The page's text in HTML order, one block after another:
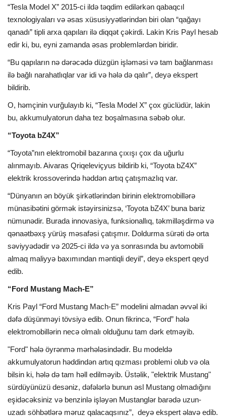
“Tesla Model X” 2015-ci ildə təqdim edilərkən qabaqcıl
texnologiyaları və əsas xüsusiyyətlərindən biri olan “qağayı
qanadı” tipli arxa qapıları ilə diqqət çəkirdi. Lakin Kris Payl hesab
edir ki, bu, eyni zamanda əsas problemlərdən biridir.
“Bu qapıların nə dərəcədə düzgün işləməsi və tam bağlanması
ilə bağlı narahatlıqlar var idi və hələ də qalır”, deyə ekspert
bildirib.
O, həmçinin vurğulayıb ki, “Tesla Model X” çox güclüdür, lakin
bu, akkumulyatorun daha tez boşalmasına səbəb olur.
“Toyota bZ4X”
“Toyota”nın elektromobil bazarına çıxışı çox da uğurlu
alınmayıb. Aivaras Qriqeleviçyus bildirib ki, “Toyota bZ4X”
elektrik krossoverində həddən artıq çatışmazlıq var.
“Dünyanın ən böyük şirkətlərindən birinin elektromobillərə
münasibətini görmək istəyirsinizsə, ‘Toyota bZ4X’ buna bariz
nümunədir. Burada innovasiya, funksionallıq, təkmilləşdirmə və
qənaətbəxş yürüş məsafəsi çatışmır. Doldurma sürəti də orta
səviyyədədir və 2025-ci ildə və ya sonrasında bu avtomobili
almaq maliyyə baxımından məntiqli deyil”, deyə ekspert qeyd
edib.
“Ford Mustang Mach-E”
Kris Payl “Ford Mustang Mach-E” modelini almadan əvvəl iki
dəfə düşünməyi tövsiyə edib. Onun fikrincə, “Ford” hələ
elektromobillərin necə olmalı olduğunu tam dərk etməyib.
"Ford" hələ öyrənmə mərhələsindədir. Bu modeldə
akkumulyatorun həddindən artıq qızması problemi olub və ola
bilsin ki, hələ də tam həll edilməyib. Üstəlik, "elektrik Mustang"
sürdüyünüzü desəniz, dəfələrlə bunun əsl Mustang olmadığını
eşidəcəksiniz və benzinlə işləyən Mustanglər barədə uzun-
uzadı söhbətlərə məruz qalacaqsınız”, deyə ekspert əlavə edib.